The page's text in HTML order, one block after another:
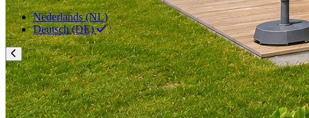
Nederlands (NL)
Deutsch (DE)